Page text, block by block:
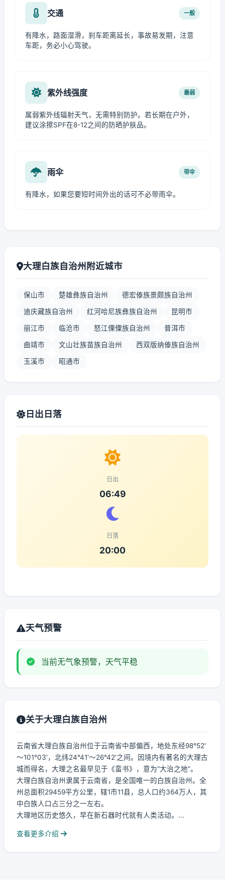
交通 一般
有降水，路面湿滑，刹车距离延长，事故易发期，注意
车距，务必小心驾驶。
紫外线强度 最弱
属弱紫外线辐射天气，无需特别防护。若长期在户外，
建议涂擦SPF在8-12之间的防晒护肤品。
雨伞 带伞
有降水，如果您要短时间外出的话可不必带雨伞。
大理白族自治州附近城市
保山市 楚雄彝族自治州 德宏傣族景颇族自治州
迪庆藏族自治州 红河哈尼族彝族自治州 昆明市
丽江市 临沧市 怒江傈僳族自治州 普洱市
曲靖市 文山壮族苗族自治州 西双版纳傣族自治州
玉溪市 昭通市
日出日落
日出
06:49
日落
20:00
天气预警
当前无气象预警，天气平稳
关于大理白族自治州
云南省大理白族自治州位于云南省中部偏西，地处东经98°52′
～101°03′，北纬24°41′～26°42′之间。因境内有著名的大理古
城而得名，大理之名最早见于《蛮书》，意为“大治之地”。
大理白族自治州隶属于云南省，是全国唯一的白族自治州。全
州总面积29459平方公里，辖1市11县，总人口约364万人，其
中白族人口占三分之一左右。
大理地区历史悠久，早在新石器时代就有人类活动。...
查看更多介绍